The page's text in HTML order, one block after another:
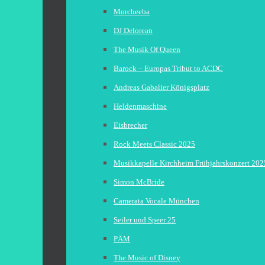
Morcheeba
DJ Delorean
The Musik Of Queen
Barock – Europas Tribut to ACDC
Andreas Gabalier Königsplatz
Heldenmaschine
Eisbrecher
Rock Meets Classic 2025
Musikkapelle Kirchheim Frühjahrskonzert
Simon McBride
Camerata Vocale München
Seiler und Speer 25
PÄM
The Music of Disney